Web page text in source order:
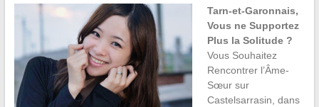
Tarn-et-Garonnais,
Vous ne Supportez
Plus la Solitude ?
Vous Souhaitez
Rencontrer l’Âme-
Sœur sur
Castelsarrasin, dans